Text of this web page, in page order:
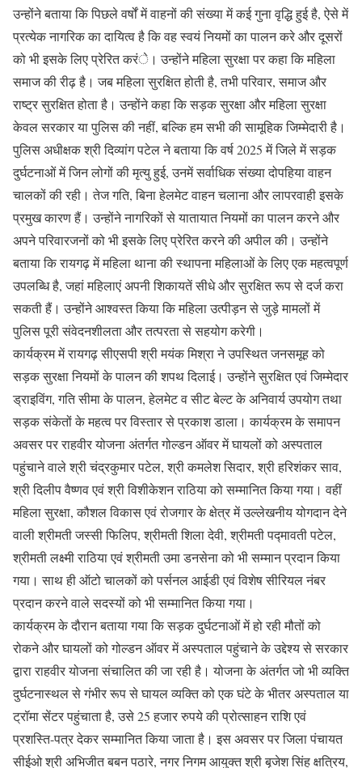
उन्होंने बताया कि पिछले वर्षों में वाहनों की संख्या में कई गुना वृद्धि हुई है, ऐसे में
प्रत्येक नागरिक का दायित्व है कि वह स्वयं नियमों का पालन करे और दूसरों
को भी इसके लिए प्रेरित करंे। उन्होंने महिला सुरक्षा पर कहा कि महिला
समाज की रीढ़ है। जब महिला सुरक्षित होती है, तभी परिवार, समाज और
राष्ट्र सुरक्षित होता है। उन्होंने कहा कि सड़क सुरक्षा और महिला सुरक्षा
केवल सरकार या पुलिस की नहीं, बल्कि हम सभी की सामूहिक जिम्मेदारी है।
पुलिस अधीक्षक श्री दिव्यांग पटेल ने बताया कि वर्ष 2025 में जिले में सड़क
दुर्घटनाओं में जिन लोगों की मृत्यु हुई, उनमें सर्वाधिक संख्या दोपहिया वाहन
चालकों की रही। तेज गति, बिना हेलमेट वाहन चलाना और लापरवाही इसके
प्रमुख कारण हैं। उन्होंने नागरिकों से यातायात नियमों का पालन करने और
अपने परिवारजनों को भी इसके लिए प्रेरित करने की अपील की। उन्होंने
बताया कि रायगढ़ में महिला थाना की स्थापना महिलाओं के लिए एक महत्वपूर्ण
उपलब्धि है, जहां महिलाएं अपनी शिकायतें सीधे और सुरक्षित रूप से दर्ज करा
सकती हैं। उन्होंने आश्वस्त किया कि महिला उत्पीड़न से जुड़े मामलों में
पुलिस पूरी संवेदनशीलता और तत्परता से सहयोग करेगी।
कार्यक्रम में रायगढ़ सीएसपी श्री मयंक मिश्रा ने उपस्थित जनसमूह को
सड़क सुरक्षा नियमों के पालन की शपथ दिलाई। उन्होंने सुरक्षित एवं जिम्मेदार
ड्राइविंग, गति सीमा के पालन, हेलमेट व सीट बेल्ट के अनिवार्य उपयोग तथा
सड़क संकेतों के महत्व पर विस्तार से प्रकाश डाला। कार्यक्रम के समापन
अवसर पर राहवीर योजना अंतर्गत गोल्डन ऑवर में घायलों को अस्पताल
पहुंचाने वाले श्री चंद्रकुमार पटेल, श्री कमलेश सिदार, श्री हरिशंकर साव,
श्री दिलीप वैष्णव एवं श्री विशीकेशन राठिया को सम्मानित किया गया। वहीं
महिला सुरक्षा, कौशल विकास एवं रोजगार के क्षेत्र में उल्लेखनीय योगदान देने
वाली श्रीमती जस्सी फिलिप, श्रीमती शिला देवी, श्रीमती पद्मावती पटेल,
श्रीमती लक्ष्मी राठिया एवं श्रीमती उमा डनसेना को भी सम्मान प्रदान किया
गया। साथ ही ऑटो चालकों को पर्सनल आईडी एवं विशेष सीरियल नंबर
प्रदान करने वाले सदस्यों को भी सम्मानित किया गया।
कार्यक्रम के दौरान बताया गया कि सड़क दुर्घटनाओं में हो रही मौतों को
रोकने और घायलों को गोल्डन ऑवर में अस्पताल पहुंचाने के उद्देश्य से सरकार
द्वारा राहवीर योजना संचालित की जा रही है। योजना के अंतर्गत जो भी व्यक्ति
दुर्घटनास्थल से गंभीर रूप से घायल व्यक्ति को एक घंटे के भीतर अस्पताल या
ट्रॉमा सेंटर पहुंचाता है, उसे 25 हजार रुपये की प्रोत्साहन राशि एवं
प्रशस्ति-पत्र देकर सम्मानित किया जाता है। इस अवसर पर जिला पंचायत
सीईओ श्री अभिजीत बबन पठारे, नगर निगम आयुक्त श्री बृजेश सिंह क्षत्रिय,